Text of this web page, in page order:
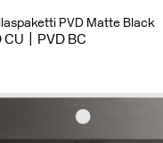
PVD Matte Black
CU PVD BC